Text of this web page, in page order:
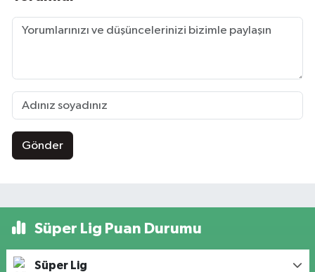
Gönder
Süper Lig Puan Durumu
Süper Lig